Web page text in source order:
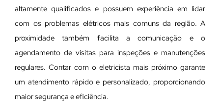
altamente qualificados e possuem experiência em lidar
com os problemas elétricos mais comuns da região. A
proximidade também facilita a comunicação e o
agendamento de visitas para inspeções e manutenções
regulares. Contar com o eletricista mais próximo garante
um atendimento rápido e personalizado, proporcionando
maior segurança e eficiência.